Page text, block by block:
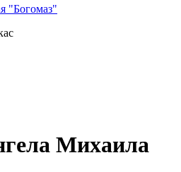
"Богомаз"
Михаила